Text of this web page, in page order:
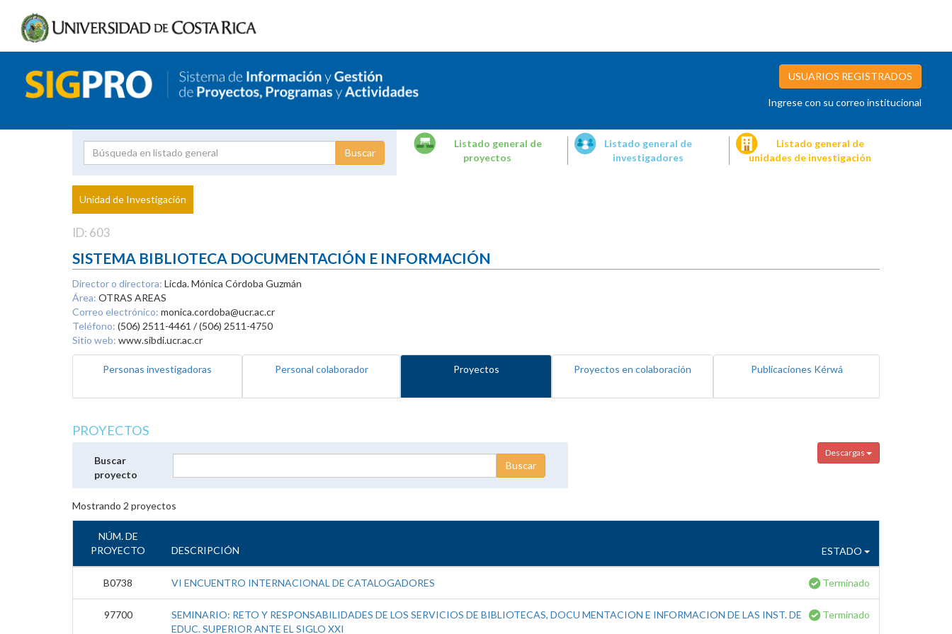
USUARIOS REGISTRADOS
Ingrese con su correo institucional
Proyecto
Investigador
Listado general de
proyectos
Listado general de
investigadores
Listado general de
unidades de investigación
Unidad de Investigación
ID: 603
SISTEMA BIBLIOTECA DOCUMENTACIÓN E INFORMACIÓN
Director o directora: Licda. Mónica Córdoba Guzmán
Área: OTRAS AREAS
Correo electrónico: monica.cordoba@ucr.ac.cr
Teléfono: (506) 2511-4461 / (506) 2511-4750
Sitio web: www.sibdi.ucr.ac.cr
Personas investigadoras Personal colaborador Proyectos Proyectos en colaboración Publicaciones Kérwá
PROYECTOS
Descargas
Buscar
proyecto
Mostrando 2 proyectos
NÚM. DE
PROYECTO
DESCRIPCIÓN ESTADO
B0738 VI ENCUENTRO INTERNACIONAL DE CATALOGADORES Terminado
97700
SEMINARIO: RETO Y RESPONSABILIDADES DE LOS SERVICIOS DE BIBLIOTECAS, DOCU MENTACION E INFORMACION DE LAS INST. DE
EDUC. SUPERIOR ANTE EL SIGLO XXI
Terminado